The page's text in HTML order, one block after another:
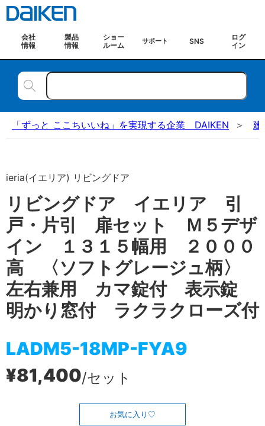
会社
情報
製品
情報
ショー
ルーム
サポート SNS
ログ
イン
「ずっと ここちいいね」を実現する企業 DAIKEN 建
ieria(イエリア) リビングドア
リビングドア イエリア 引
戸・片引 扉セット Ｍ５デザ
イン １３１５幅用 ２０００
高 〈ソフトグレージュ柄〉
左右兼用 カマ錠付 表示錠
明かり窓付 ラクラクローズ付
LADM5-18MP-FYA9
¥81,400/セット
お気に入り